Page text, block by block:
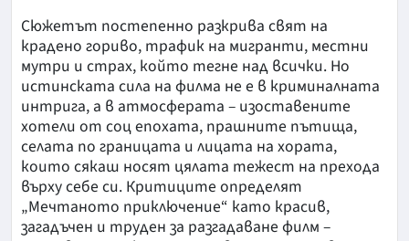
Сюжетът постепенно разкрива свят на
крадено гориво, трафик на мигранти, местни
мутри и страх, който тегне над всички. Но
истинската сила на филма не е в криминалната
интрига, а в атмосферата – изоставените
хотели от соц епохата, прашните пътища,
селата по границата и лицата на хората,
които сякаш носят цялата тежест на прехода
върху себе си. Критиците определят
„Мечтаното приключение“ като красив,
загадъчен и труден за разгадаване филм –